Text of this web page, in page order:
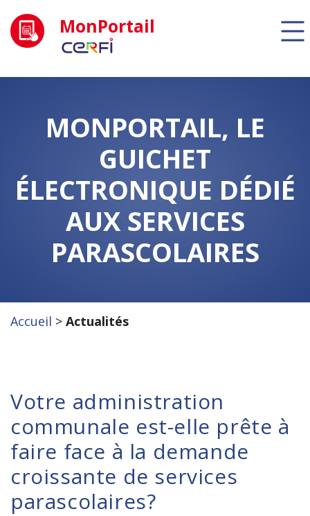
MonPortail
MONPORTAIL, LE
GUICHET
ÉLECTRONIQUE DÉDIÉ
AUX SERVICES
PARASCOLAIRES
Accueil > Actualités
Votre administration
communale est-elle prête à
faire face à la demande
croissante de services
parascolaires?